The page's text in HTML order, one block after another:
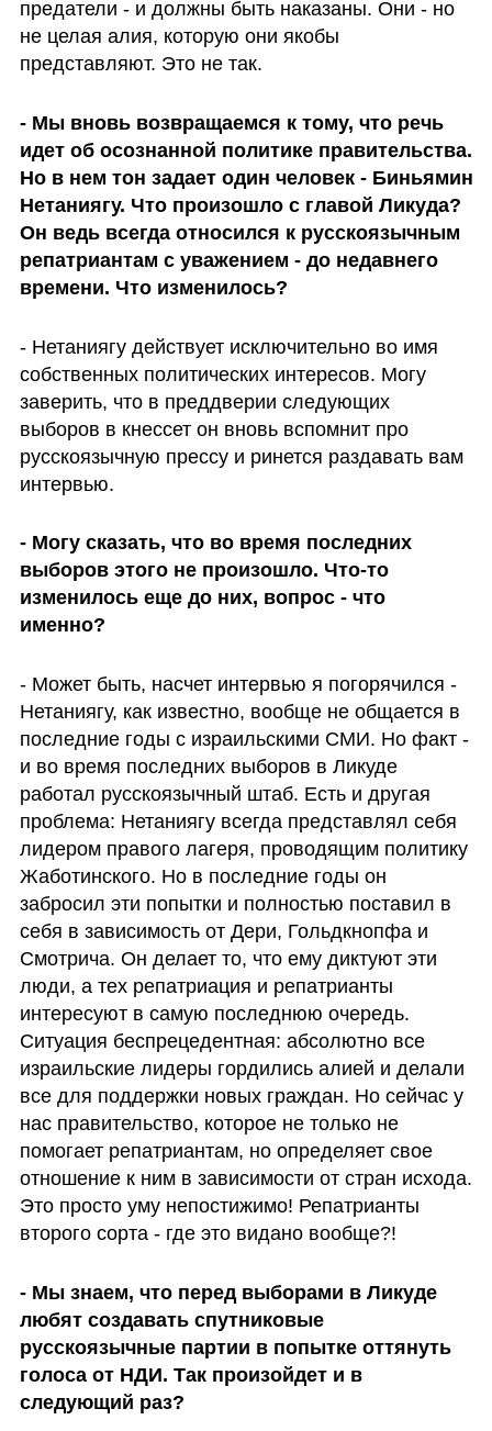
предатели - и должны быть наказаны. Они - но
не целая алия, которую они якобы
представляют. Это не так.
- Мы вновь возвращаемся к тому, что речь
идет об осознанной политике правительства.
Но в нем тон задает один человек - Биньямин
Нетаниягу. Что произошло с главой Ликуда?
Он ведь всегда относился к русскоязычным
репатриантам с уважением - до недавнего
времени. Что изменилось?
- Нетаниягу действует исключительно во имя
собственных политических интересов. Могу
заверить, что в преддверии следующих
выборов в кнессет он вновь вспомнит про
русскоязычную прессу и ринется раздавать вам
интервью.
- Могу сказать, что во время последних
выборов этого не произошло. Что-то
изменилось еще до них, вопрос - что
именно?
- Может быть, насчет интервью я погорячился -
Нетаниягу, как известно, вообще не общается в
последние годы с израильскими СМИ. Но факт -
и во время последних выборов в Ликуде
работал русскоязычный штаб. Есть и другая
проблема: Нетаниягу всегда представлял себя
лидером правого лагеря, проводящим политику
Жаботинского. Но в последние годы он
забросил эти попытки и полностью поставил в
себя в зависимость от Дери, Гольдкнопфа и
Смотрича. Он делает то, что ему диктуют эти
люди, а тех репатриация и репатрианты
интересуют в самую последнюю очередь.
Ситуация беспрецедентная: абсолютно все
израильские лидеры гордились алией и делали
все для поддержки новых граждан. Но сейчас у
нас правительство, которое не только не
помогает репатриантам, но определяет свое
отношение к ним в зависимости от стран исхода.
Это просто уму непостижимо! Репатрианты
второго сорта - где это видано вообще?!
- Мы знаем, что перед выборами в Ликуде
любят создавать спутниковые
русскоязычные партии в попытке оттянуть
голоса от НДИ. Так произойдет и в
следующий раз?